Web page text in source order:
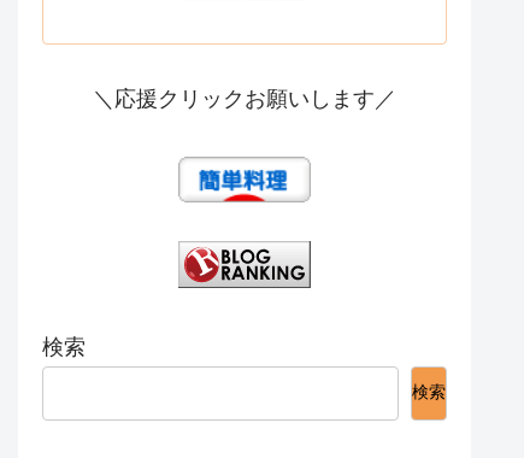
＼応援クリックお願いします／
検索
検索